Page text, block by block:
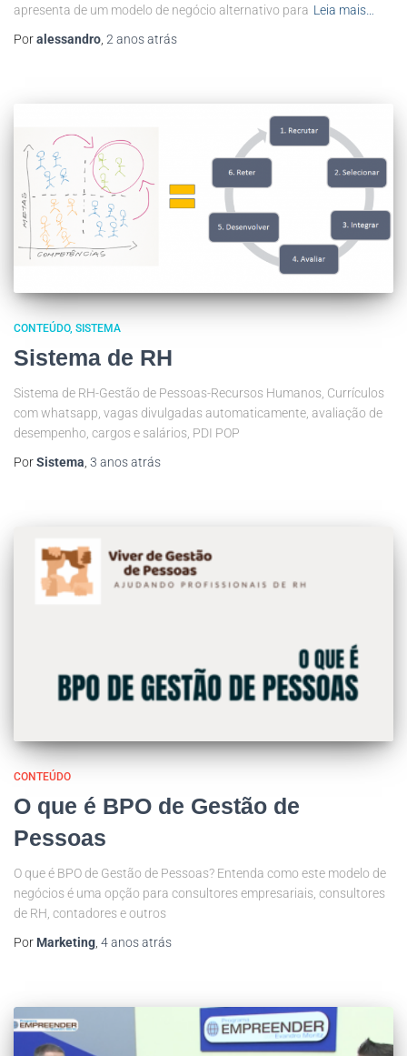
apresenta de um modelo de negócio alternativo para Leia mais…
Poralessandro 2 anosatrás
CONTEÚDO SISTEMA
Sistema de RH
Sistema de RH-Gestão de Pessoas-Recursos Humanos, Currículos
com whatsapp, vagas divulgadas automaticamente, avaliação de
desempenho, cargos e salários, PDI POP
PorSistema, 3 anosatrás
CONTEÚDO
O que é BPO de Gestão de
Pessoas
O que é BPO de Gestão de Pessoas? Entenda como este modelo de
negócios é uma opção para consultores empresariais, consultores
de RH, contadores e outros
Por Marketing 4 anosatrás